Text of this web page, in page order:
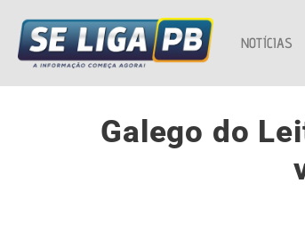
NOTÍCIAS
Galego do